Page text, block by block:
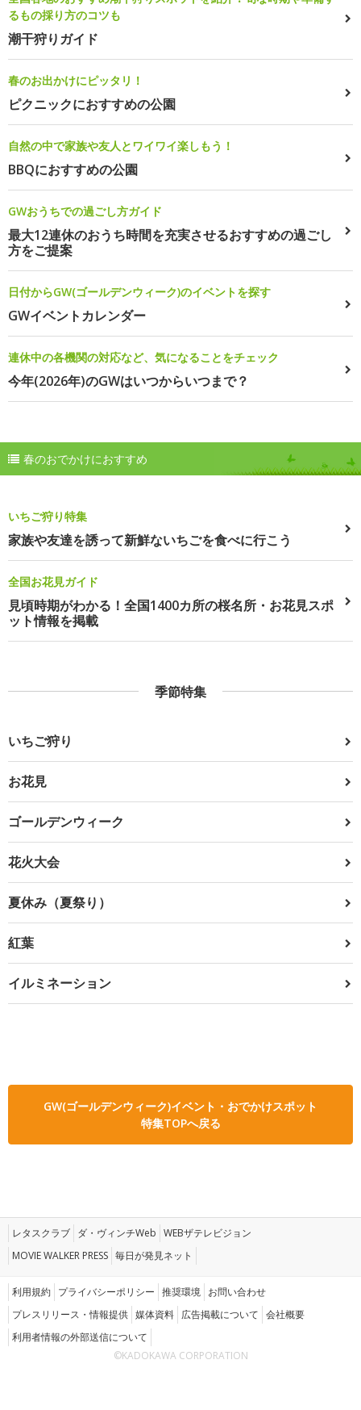
るもの採り方のコツも
潮干狩りガイド
春のお出かけにピッタリ！
ピクニックにおすすめの公園
自然の中で家族や友人とワイワイ楽しもう！
BBQにおすすめの公園
GWおうちでの過ごし方ガイド
最大12連休のおうち時間を充実させるおすすめの過ごし
方をご提案
日付からGW(ゴールデンウィーク)のイベントを探す
GWイベントカレンダー
連休中の各機関の対応など、気になることをチェック
今年(2026年)のGWはいつからいつまで？
春のおでかけにおすすめ
いちご狩り特集
家族や友達を誘って新鮮ないちごを食べに行こう
全国お花見ガイド
見頃時期がわかる！全国1400カ所の桜名所・お花見スポ
ット情報を掲載
季節特集
いちご狩り
お花見
ゴールデンウィーク
花火大会
夏休み（夏祭り）
紅葉
イルミネーション
GW(ゴールデンウィーク)イベント・おでかけスポット
特集TOPへ戻る
レタスクラブ ダ・ヴィンチWeb WEBザテレビジョン
MOVIE WALKER PRESS 毎日が発見ネット
利用規約 プライバシーポリシー 推奨環境 お問い合わせ
プレスリリース・情報提供 媒体資料 広告掲載について 会社概要
利用者情報の外部送信について
©KADOKAWA CORPORATION